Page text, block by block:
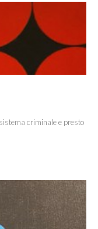
criminale e presto